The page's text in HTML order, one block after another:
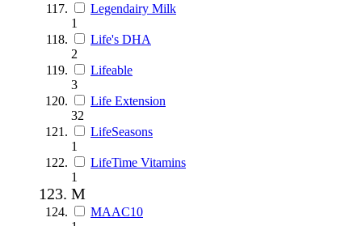
Legendairy Milk
1
Life's DHA
2
Lifeable
3
Life Extension
32
LifeSeasons
1
LifeTime Vitamins
1
M
MAAC10